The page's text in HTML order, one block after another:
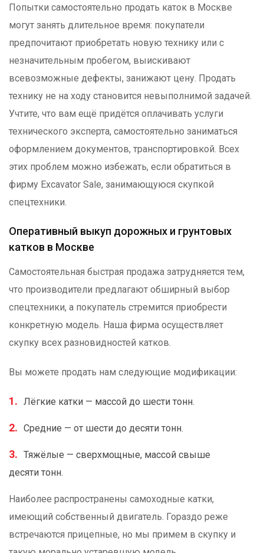
Попытки самостоятельно продать каток в Москве
могут занять длительное время: покупатели
предпочитают приобретать новую технику или с
незначительным пробегом, выискивают
всевозможные дефекты, занижают цену. Продать
технику не на ходу становится невыполнимой задачей.
Учтите, что вам ещё придётся оплачивать услуги
технического эксперта, самостоятельно заниматься
оформлением документов, транспортировкой. Всех
этих проблем можно избежать, если обратиться в
фирму Excavator Sale, занимающуюся скупкой
спецтехники.
Оперативный выкуп дорожных и грунтовых
катков в Москве
Самостоятельная быстрая продажа затрудняется тем,
что производители предлагают обширный выбор
спецтехники, а покупатель стремится приобрести
конкретную модель. Наша фирма осуществляет
скупку всех разновидностей катков.
Вы можете продать нам следующие модификации:
Лёгкие катки — массой до шести тонн.
Средние — от шести до десяти тонн.
Тяжёлые — сверхмощные, массой свыше
десяти тонн.
Наиболее распространены самоходные катки,
имеющий собственный двигатель. Гораздо реже
встречаются прицепные, но мы примем в скупку и